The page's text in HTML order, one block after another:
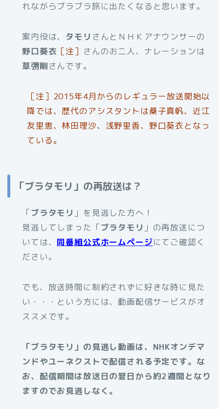
れながらブラブラ旅に出たくなると思います。
案内役は、 タモリ さんとＮＨＫアナウンサーの
野口葵衣 ［注］ さんのお二人、ナレーションは
草彅剛さんです。
［注］2015年4月からのレギュラー放送開始以
降では、歴代のアシスタントは桑子真帆、近江
友里恵、林田理沙、浅野里香、野口葵衣となっ
ている。
「ブラタモリ」の再放送は？
「ブラタモリ 」を見逃した方へ！
見逃してしまった「ブラタモリ 」の再放送につ
いては、 同番組公式ホームページにてご確認く
ださい。
でも、放送時間に制約されずに好きな時に見た
い・・・という方には、動画配信サービスがオ
ススメです。
「ブラタモリ」の見逃し動画は、NHKオンデマ
ンドやユーネクストで配信される予定です。な
お、配信期間は放送日の翌日から約2週間となり
ますのでお見逃しなく。